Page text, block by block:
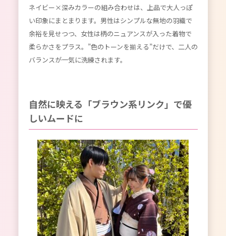
ネイビー×深みカラーの組み合わせは、上品で大人っぽ
い印象にまとまります。男性はシンプルな無地の羽織で
余裕を見せつつ、女性は柄のニュアンスが入った着物で
柔らかさをプラス。”色のトーンを揃える”だけで、二人の
バランスが一気に洗練されます。
自然に映える「ブラウン系リンク」で優
しいムードに